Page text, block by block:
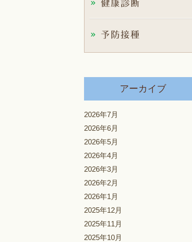
アーカイブ
2026年7月
2026年6月
2026年5月
2026年4月
2026年3月
2026年2月
2026年1月
2025年12月
2025年11月
2025年10月